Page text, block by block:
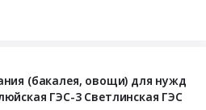
(бакалея, овощи) для нужд
ГЭС-3 Светлинская ГЭС